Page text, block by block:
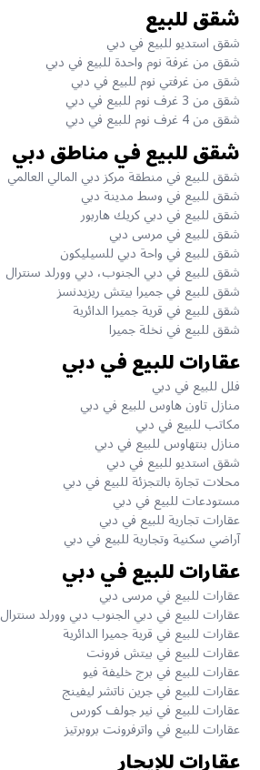
شقق للبيع
شقق استديو للبيع في دبي
شقق من غرفة نوم واحدة للبيع في دبي
شقق من غرفتي نوم للبيع في دبي
شقق من 3 غرف نوم للبيع في دبي
شقق من 4 غرف نوم للبيع في دبي
شقق للبيع في مناطق دبي
شقق للبيع في منطقة مركز دبي المالي العالمي
شقق للبيع في وسط مدينة دبي
شقق للبيع في دبي كريك هاربور
شقق للبيع في مرسى دبي
شقق للبيع في واحة دبي للسيليكون
شقق للبيع في دبي الجنوب، دبي وورلد سنترال
شقق للبيع في جميرا بيتش ريزيدنسز
شقق للبيع في قرية جميرا الدائرية
شقق للبيع في نخلة جميرا
عقارات للبيع في دبي
فلل للبيع في دبي
منازل تاون هاوس للبيع في دبي
مكاتب للبيع في دبي
منازل بنتهاوس للبيع في دبي
شقق استديو للبيع في دبي
محلات تجارة بالتجزئة للبيع في دبي
مستودعات للبيع في دبي
عقارات تجارية للبيع في دبي
آراضي سكنية وتجارية للبيع في دبي
عقارات للبيع في دبي
عقارات للبيع في مرسى دبي
عقارات للبيع في دبي الجنوب دبي وورلد سنترال
عقارات للبيع في قرية جميرا الدائرية
عقارات للبيع في بيتش فرونت
عقارات للبيع في برج خليفة فيو
عقارات للبيع في جرين ناتشر ليفينج
عقارات للبيع في نير جولف كورس
عقارات للبيع في واترفرونت بروبرتيز